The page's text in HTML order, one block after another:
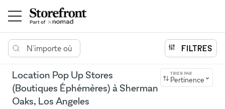
N'importe où FILTRES
Location Pop Up Stores
(Boutiques Éphémères) à Sherman
Oaks, Los Angeles
TRIER PAR
Pertinence